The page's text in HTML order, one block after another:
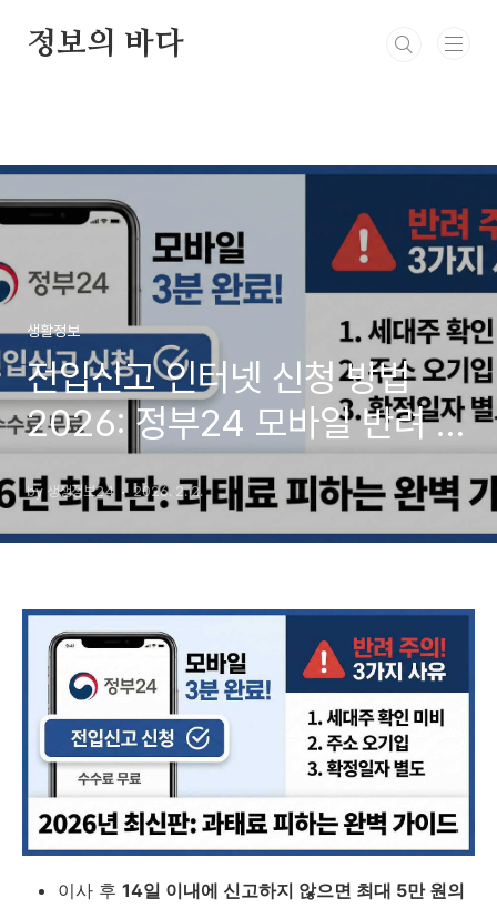
정보의 바다
생활정보
전입신고 인터넷 신청 방법
2026: 정부24 모바일 반려 사
유 및 필수 서류 (확정일자)
by 생생정보24 2026. 2. 2.
이사 후 14일 이내에 신고하지 않으면 최대 5만 원의